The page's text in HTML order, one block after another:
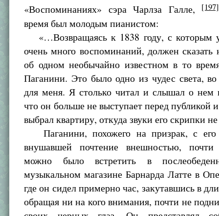
«Воспоминаниях» сэра Чарлза Галле,
[197]
время был молодым пианистом:
«…Возвращаясь к 1838 году, с которым
очень много воспоминаний, должен сказать
об одном необычайно известном в то
Паганини. Это было одно из чудес света, во
для меня. Я столько читал и слышал о нем
что он больше не выступает перед публикой
выбрал квартиру, откуда звуки его скрипки
Паганини, похожего на призрак, с его
внушавшей почтение внешностью,
можно было встретить в
музыкальном магазине Барнарда Латте в
где он сидел примерно час, закутавшись в
обращая ни на кого внимания, почти не